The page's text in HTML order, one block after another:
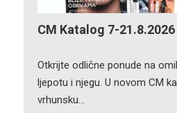
CM Katalog 7-21.8.2026
Otkrijte odlične ponude na
ljepotu i njegu. U novom CM
vrhunsku…